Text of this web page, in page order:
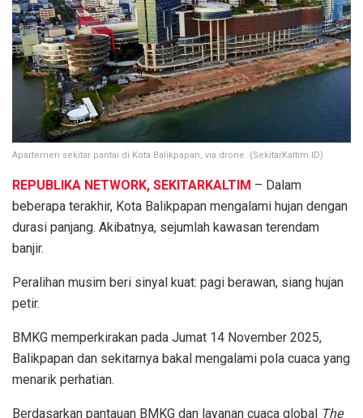
Apartemen sekitar pantai di Kota Balikpapan, via drone. (SekitarKaltim.ID)
REPUBLIKA NETWORK, SEKITARKALTIM – Dalam
beberapa terakhir, Kota Balikpapan mengalami hujan dengan
durasi panjang. Akibatnya, sejumlah kawasan terendam
banjir.
Peralihan musim beri sinyal kuat: pagi berawan, siang hujan
petir.
BMKG memperkirakan pada Jumat 14 November 2025,
Balikpapan dan sekitarnya bakal mengalami pola cuaca yang
menarik perhatian.
Berdasarkan pantauan BMKG dan layanan cuaca global The